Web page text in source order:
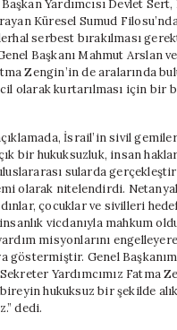
Yardımcısı Devlet
Küresel Sumud
serbest bırakılması
Başkanı Mahmut Arslan
Zengin’in de aralarında
olarak kurtarılması için bir
İsrail’in sivil
bir hukuksuzluk, insan
sularda
olarak nitelendirdi.
çocuklar ve sivilleri
insanlık vicdanıyla mahkum
misyonlarını
göstermiştir. Genel
Yardımcımız Fatma
hukuksuz bir şekilde
dedi.